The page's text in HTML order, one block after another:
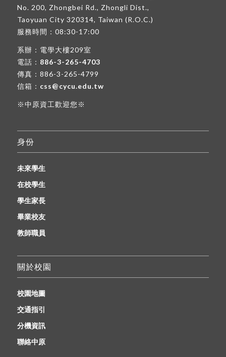
No. 200, Zhongbei Rd., Zhongli Dist.,
Taoyuan City 320314, Taiwan (R.O.C.)
服務時間：08:30-17:00
系辦：電學大樓209室
電話： 886-3-265-4703
傳真：886-3-265-4799
信箱： css@cycu.edu.tw
※中原資工歡迎您※
身份
未來學生
在校學生
學生家長
畢業校友
教師職員
關於校園
校園地圖
交通指引
分機資訊
聯絡中原